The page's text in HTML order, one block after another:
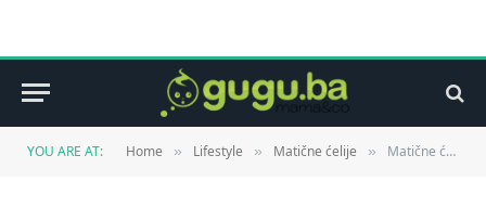
YOU ARE AT: Home » Lifestyle » Matične ćelije » Matične ćelije za liječenje sljepoće?